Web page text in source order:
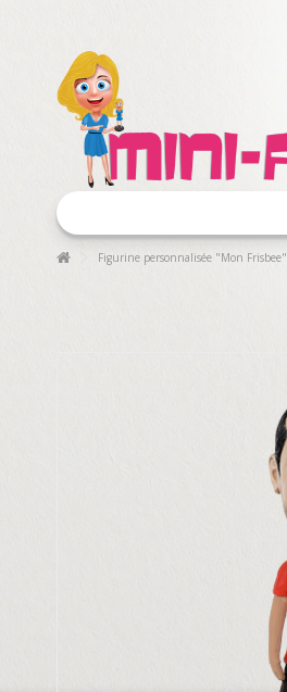
Figurine personnalisée "Mon Frisbee"